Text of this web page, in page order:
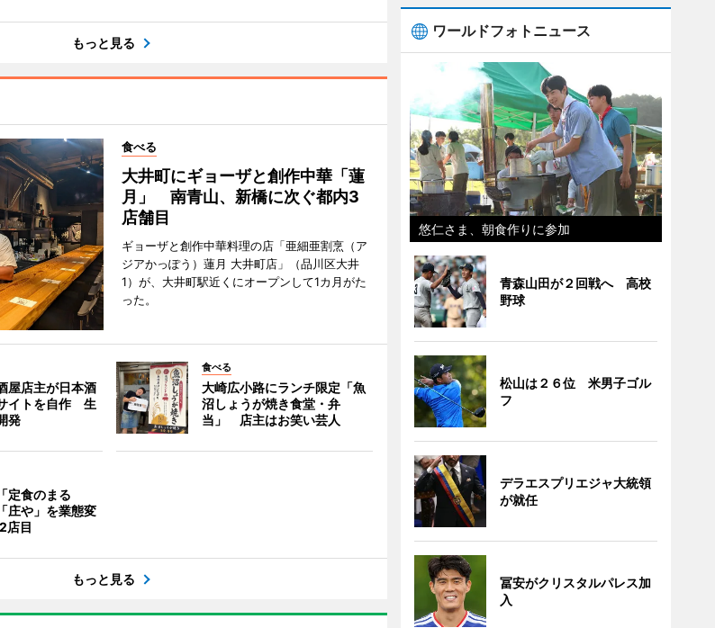
もっと見る
食べる
大井町にギョーザと創作中華「蓮
月」 南青山、新橋に次ぐ都内3
店舗目
ギョーザと創作中華料理の店「亜細亜割烹（ア
ジアかっぽう）蓮月 大井町店」（品川区大井
1）が、大井町駅近くにオープンして1カ月がた
った。
屋店主が日本酒
イトを自作 生
発
食べる
大崎広小路にランチ限定「魚
沼しょうが焼き食堂・弁
当」 店主はお笑い芸人
定食のまる
や」を業態変
店目
もっと見る
ワールドフォトニュース
悠仁さま、朝食作りに参加
青森山田が２回戦へ 高校
野球
松山は２６位 米男子ゴル
フ
デラエスプリエジャ大統領
が就任
冨安がクリスタルパレス加
入